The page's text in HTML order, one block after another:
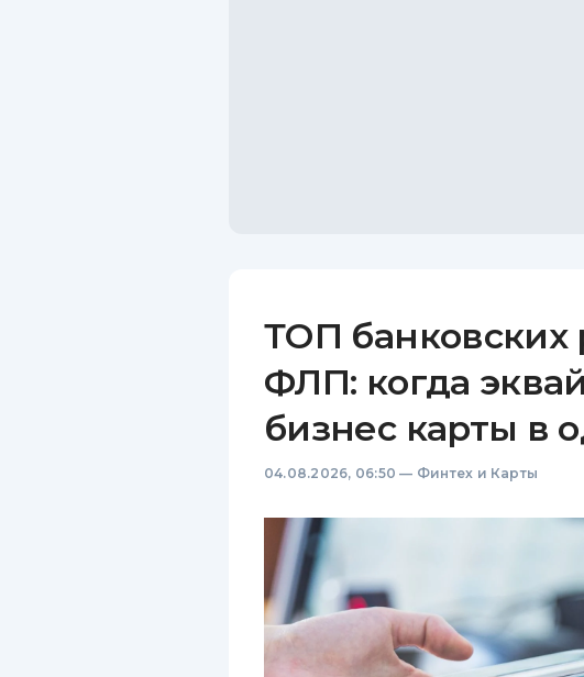
ТОП
ФЛП: когда
бизнес карты в
04.08.2026, 06:50 — Финтех и Карты